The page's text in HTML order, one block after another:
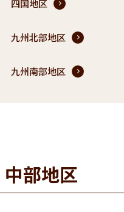
四国地区
九州北部地区
九州南部地区
中部地区